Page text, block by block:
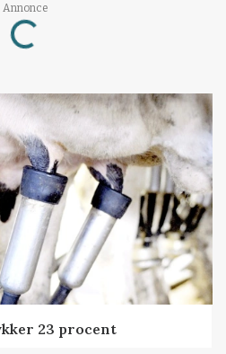
Annonce
Loading...
23 procent